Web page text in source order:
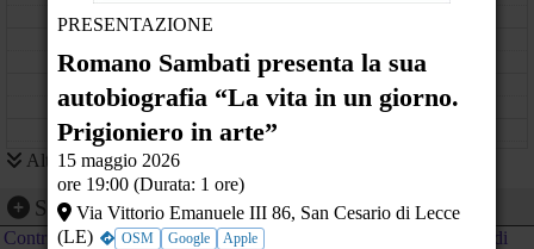
14
16
LA GUERRA!
Assemblea delle
associazioni , movimenti
Altri eventi
Segnalazione evento
Contribuisci al calendario di PeaceLink inviando la segnalazione di
PRESENTAZIONE
Romano Sambati presenta la sua
autobiografia “La vita in un giorno.
Prigioniero in arte”
15 maggio 2026
ore 19:00 (Durata: 1 ore)
Via Vittorio Emanuele III 86, San Cesario di Lecce
(LE)
OSM Google Apple